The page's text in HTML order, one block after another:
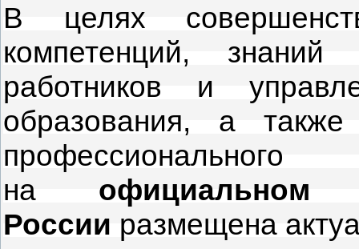
В целях
компетенций, знаний
работников и
образования, а
на официальном
России размещена